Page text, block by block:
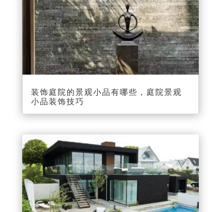
装饰庭院的景观小品有哪些，庭院景观
小品装饰技巧